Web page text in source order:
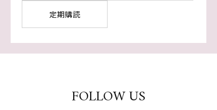
定期購読
FOLLOW US